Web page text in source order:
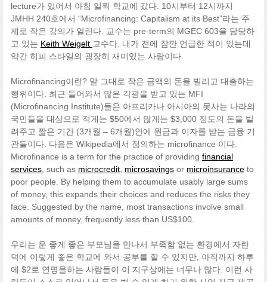
lecture가 있어서 아침 일찍 학교에 갔다. 10시부터 12시까지
JMHH 240호에서 “Microfinancing: Capitalism at its Best”라는 주
제로 작은 강의가 열린다. 교수는 pre-term의 MGEC 603을 담당하
고 있는 Keith Weigelt 교수다. 내가 전에 잠깐 언급한 적이 있는데
약간 히피 스타일의 굉장히 재미있는 사람이다.
Microfinancing이란? 말 그대로 작은 금액의 돈을 빌리고 대출하는
행위이다. 최근 들어와서 많은 각광을 받고 있는 MFI
(Microfinancing Institute)들은 아프리카나 아시아의 못사는 나라의
국민들을 대상으로 적게는 $50에서 많게는 $3,000 정도의 돈을 빌
려주고 짧은 기간 (3개월 – 6개월)안에 원금과 이자를 받는 금융 기
관들이다. 다음은 Wikipedia에서 정의하는 microfinance 이다.
Microfinance is a term for the practice of providing financial
services, such as microcredit, microsavingsor microinsuranceto
poor people. By helping them to accumulate usably large sums
of money, this expands their choices and reduces the risks they
face. Suggested by the name, most transactions involve small
amounts of money, frequently less than US$100.
우리는 운 좋게 좋은 부모님을 만나서 부족함 없는 환경에서 자란
덕에 이렇게 좋은 학교에 와서 공부를 할 수 있지만, 아직까지 하루
에 $2로 연명을하는 사람들이 이 지구상에는 너무나 많다. 이런 사